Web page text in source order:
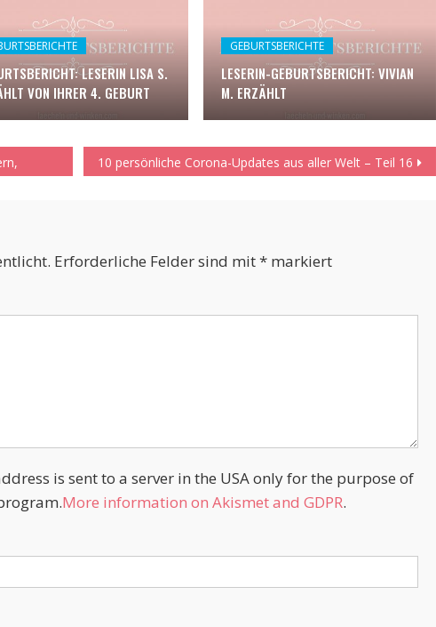
LESERIN LISA S.
VON IHRER 4. GEBURT
GEBURTSBERICHTE
LESERIN-GEBURTSBERICHT: VIVIAN
M. ERZÄHLT
10 persönliche Corona-Updates aus aller Welt – Teil 16
Erforderliche Felder sind mit* markiert
is sent to a server in the USA only for the purpose of
More information on Akismet and GDPR.